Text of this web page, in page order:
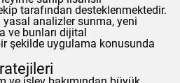
tarafından desteklenmektedir.
yasal analizler sunma, yeni
ve bunları dijital
şekilde uygulama konusunda